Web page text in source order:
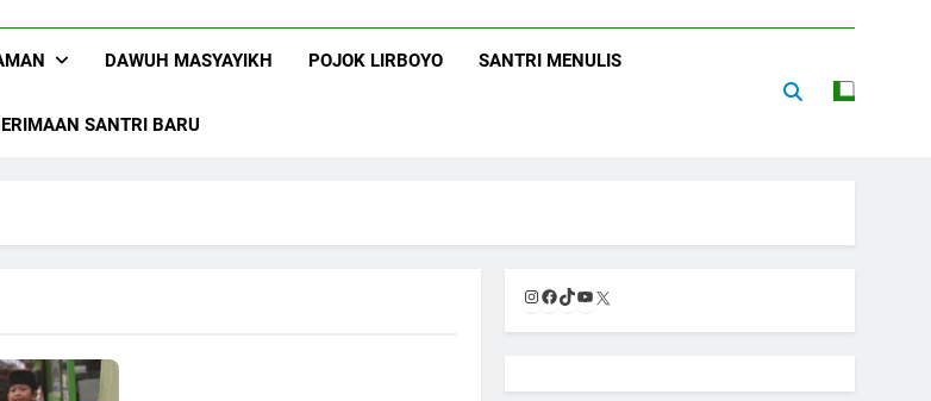
DAWUH MASYAYIKH POJOK LIRBOYO SANTRI MENULIS
SANTRI BARU
Instagram
Facebook
TikTok
YouTube